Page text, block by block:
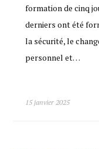
formation de cinq
derniers ont été
la sécurité, le
personnel et…
15 janvier 2025